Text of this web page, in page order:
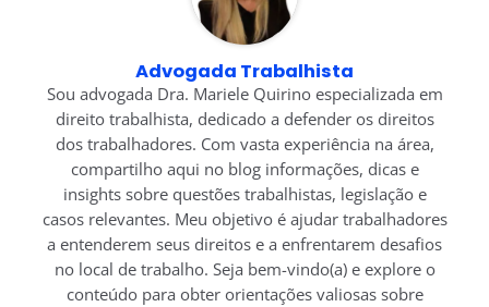
Advogada Trabalhista
Sou advogada Dra. Mariele Quirino especializada em
direito trabalhista, dedicado a defender os direitos
dos trabalhadores. Com vasta experiência na área,
compartilho aqui no blog informações, dicas e
insights sobre questões trabalhistas, legislação e
casos relevantes. Meu objetivo é ajudar trabalhadores
a entenderem seus direitos e a enfrentarem desafios
no local de trabalho. Seja bem-vindo(a) e explore o
conteúdo para obter orientações valiosas sobre